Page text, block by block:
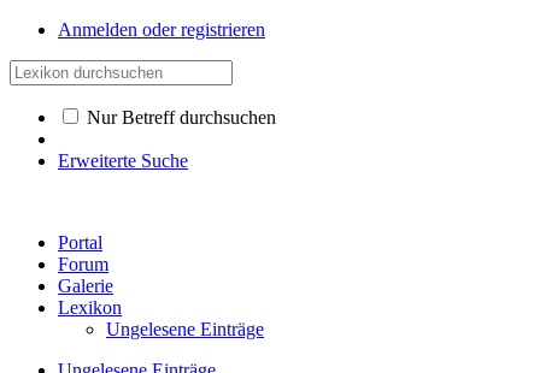
Anmelden oder registrieren
Nur Betreff durchsuchen
Erweiterte Suche
Portal
Forum
Galerie
Lexikon
Ungelesene Einträge